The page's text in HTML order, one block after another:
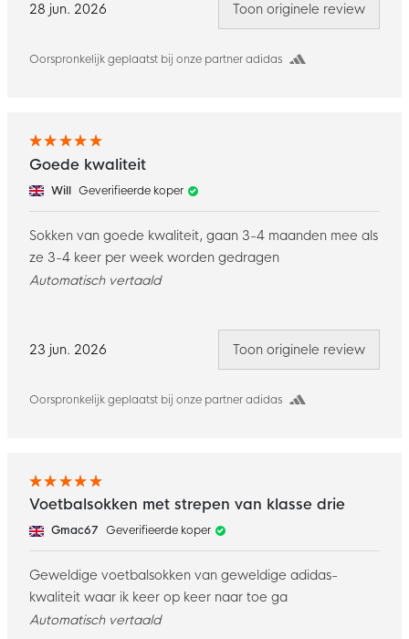
28 jun. 2026
Oorspronkelijk geplaatst bij onze partner adidas
Toon originele review
23 jun. 2026
Oorspronkelijk geplaatst bij onze partner adidas
Goede kwaliteit
Will Geverifieerde koper
Sokken van goede kwaliteit, gaan 3-4 maanden mee als
ze 3-4 keer per week worden gedragen
Automatisch vertaald
Toon originele review
Voetbalsokken met strepen van klasse drie
Gmac67 Geverifieerde koper
Geweldige voetbalsokken van geweldige adidas-
kwaliteit waar ik keer op keer naar toe ga
Automatisch vertaald